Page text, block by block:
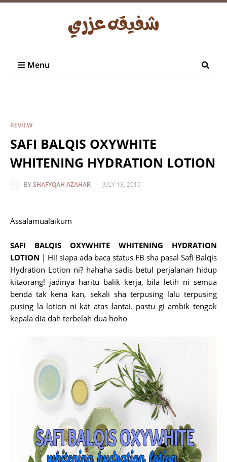
Menu
REVIEW
SAFI BALQIS OXYWHITE
WHITENING HYDRATION LOTION
BYSHAFYQAH AZAHAR - JULY 13, 2019
Assalamualaikum
SAFI BALQIS OXYWHITE WHITENING HYDRATION
LOTION | Hi! siapa ada baca status FB sha pasal Safi Balqis
Hydration Lotion ni? hahaha sadis betul perjalanan hidup
kitaorang! jadinya haritu balik kerja, bila letih ni semua
benda tak kena kan, sekali sha terpusing lalu terpusing
pusing la lotion ni kat atas lantai. pastu gi ambik tengok
kepala dia dah terbelah dua hoho